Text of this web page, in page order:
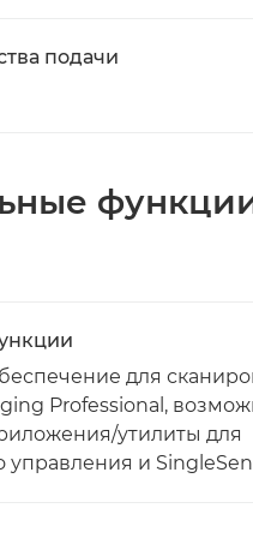
подачи
для
Professional,
утилиты для
управления и